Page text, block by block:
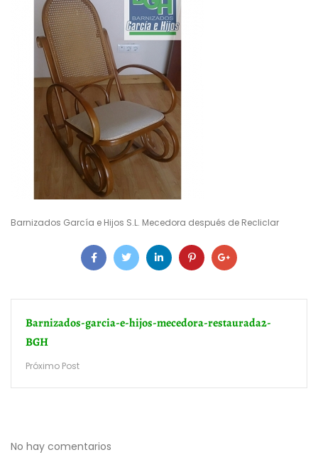
Barnizados García e Hijos S.L. Mecedora después de Recliclar
Barnizados-garcia-e-hijos-mecedora-restaurada2-
BGH
Próximo Post
No hay comentarios